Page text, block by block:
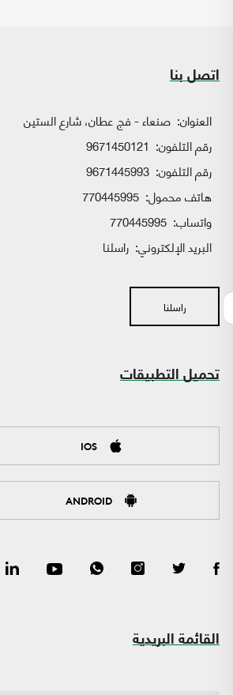
اتصل بنا
العنوان: صنعاء - فج عطان، شارع الستين
رقم التلفون: 9671450121
رقم التلفون: 9671445993
هاتف محمول: 770445995
واتساب:
البريد الإلكتروني: راسلنا
راسلنا
تحميل التطبيقات
IOS
ANDROID
القائمة البريدية